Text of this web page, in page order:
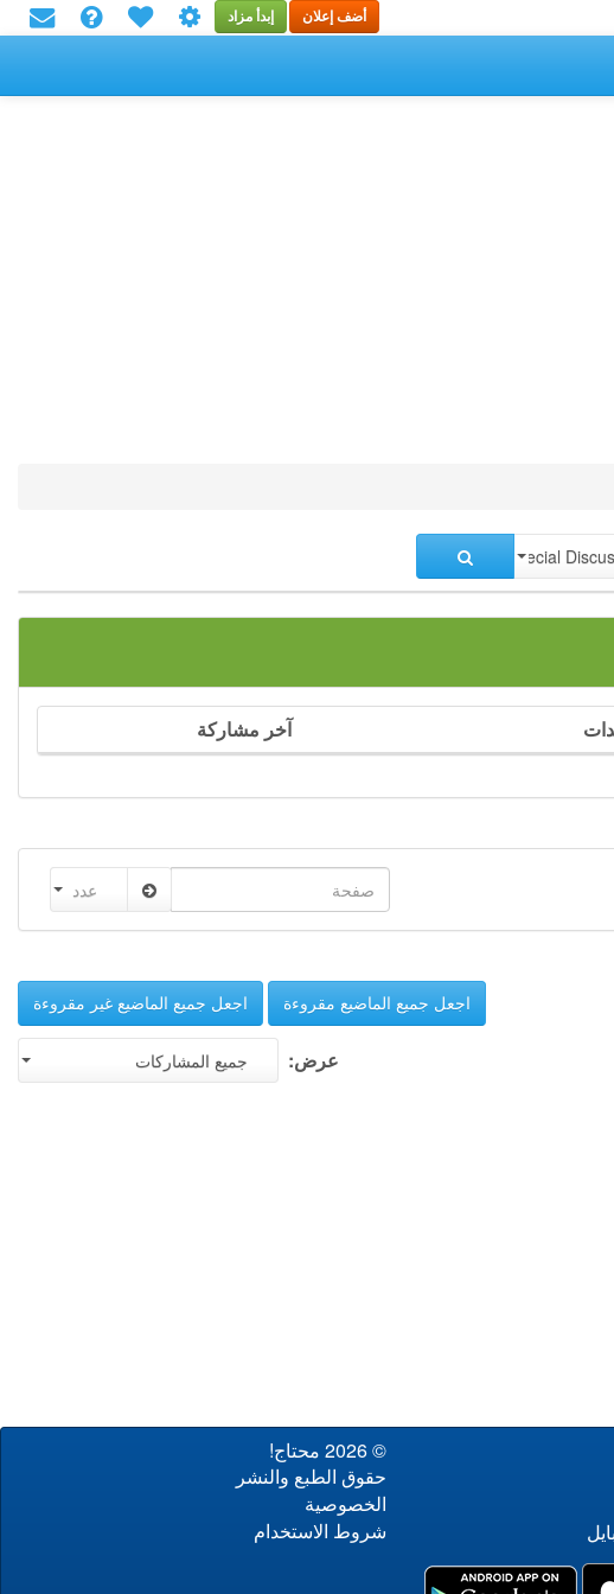
أضف إعلان إبدأ مزاد
Special
آخر مشاركة
عدد
اجعل جميع الماضيع مقروءة اجعل جميع الماضيع غير مقروءة
عرض: جميع المشاركات
© 2026 محتاج!
حقوق الطبع والنشر
الخصوصية
شروط الاستخدام